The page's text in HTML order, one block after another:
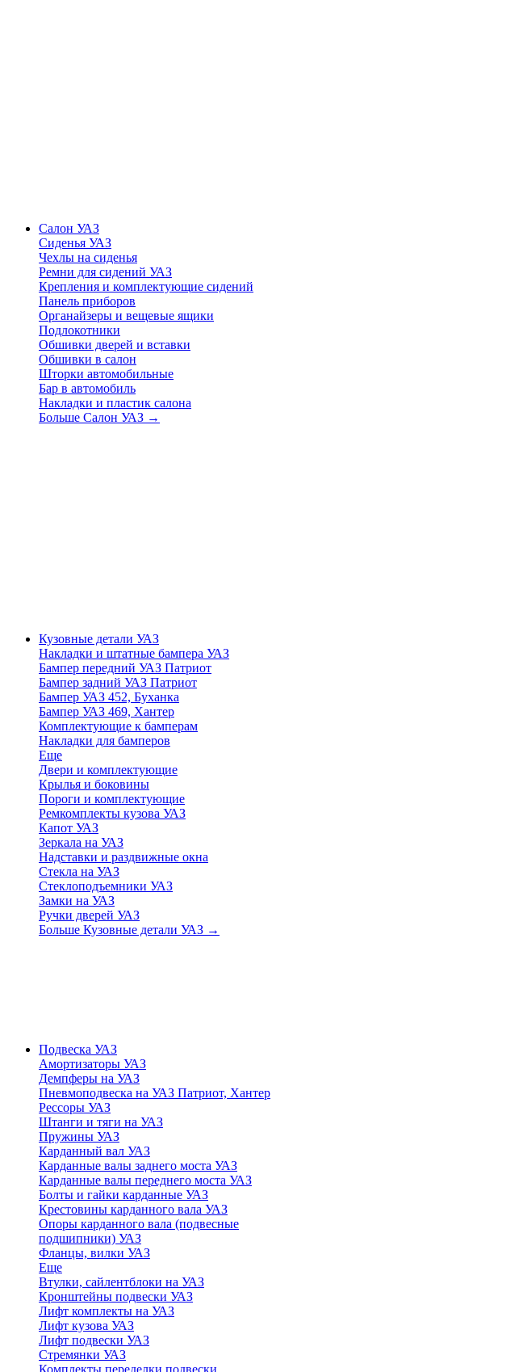
Салон УАЗ
Сиденья УАЗ
Чехлы на сиденья
Ремни для сидений УАЗ
Крепления и комплектующие сидений
Панель приборов
Органайзеры и вещевые ящики
Подлокотники
Обшивки дверей и вставки
Обшивки в салон
Шторки автомобильные
Бар в автомобиль
Накладки и пластик салона
Больше Салон УАЗ →
Кузовные детали УАЗ
Накладки и штатные бампера УАЗ
Бампер передний УАЗ Патриот
Бампер задний УАЗ Патриот
Бампер УАЗ 452, Буханка
Бампер УАЗ 469, Хантер
Комплектующие к бамперам
Накладки для бамперов
Еще
Двери и комплектующие
Крылья и боковины
Пороги и комплектующие
Ремкомплекты кузова УАЗ
Капот УАЗ
Зеркала на УАЗ
Надставки и раздвижные окна
Стекла на УАЗ
Стеклоподъемники УАЗ
Замки на УАЗ
Ручки дверей УАЗ
Больше Кузовные детали УАЗ →
Подвеска УАЗ
Амортизаторы УАЗ
Демпферы на УАЗ
Пневмоподвеска на УАЗ Патриот, Хантер
Рессоры УАЗ
Штанги и тяги на УАЗ
Пружины УАЗ
Карданный вал УАЗ
Карданные валы заднего моста УАЗ
Карданные валы переднего моста УАЗ
Болты и гайки карданные УАЗ
Крестовины карданного вала УАЗ
Опоры карданного вала (подвесные
подшипники) УАЗ
Фланцы, вилки УАЗ
Еще
Втулки, сайлентблоки на УАЗ
Кронштейны подвески УАЗ
Лифт комплекты на УАЗ
Лифт кузова УАЗ
Лифт подвески УАЗ
Стремянки УАЗ
Комплекты переделки подвески